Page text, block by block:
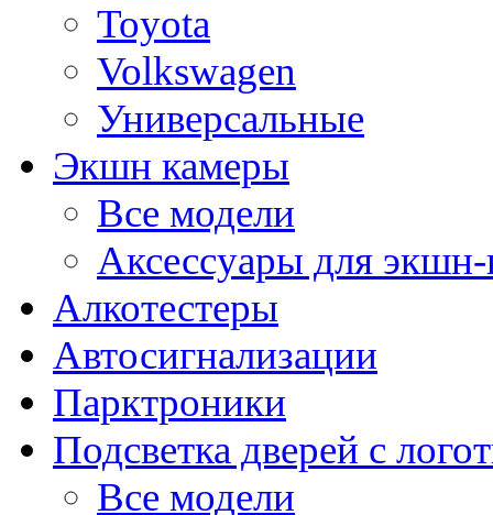
Toyota
Volkswagen
Универсальные
Экшн камеры
Все модели
Аксессуары для
Алкотестеры
Автосигнализации
Парктроники
Подсветка дверей с
Все модели